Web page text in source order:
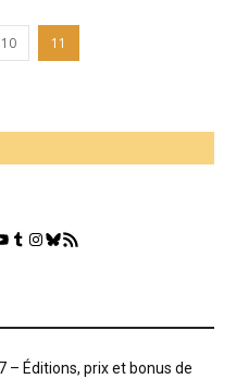
10 11
Tumblr
Instagram
Bluesky
GestGame
– Éditions, prix et bonus de